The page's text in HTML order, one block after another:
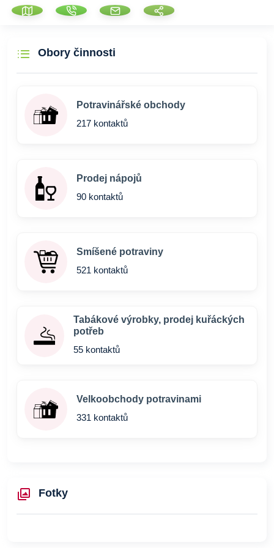
Obory činnosti
Potravinářské obchody
217 kontaktů
Prodej nápojů
90 kontaktů
Smíšené potraviny
521 kontaktů
Tabákové výrobky, prodej kuřáckých
potřeb
55 kontaktů
Velkoobchody potravinami
331 kontaktů
Fotky